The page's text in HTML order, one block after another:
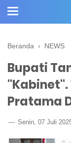
Beranda › NEWS
Bupati
"Kabinet".
Pratama
Senin, 07 Juli